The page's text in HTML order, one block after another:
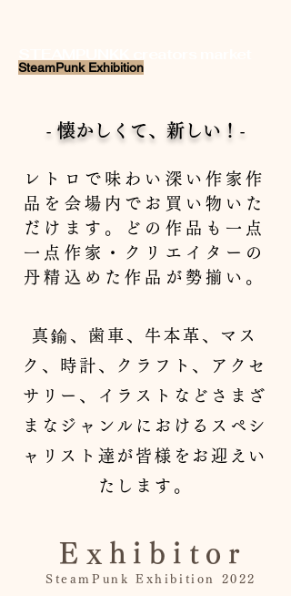
SteamPunk Exhibition
- 懐かしくて、新しい！-
レトロで味わい深い作家作
品を会場内でお買い物いた
だけます。どの作品も一点
一点作家・クリエイターの
丹精込めた作品が勢揃い。
真鍮、歯車、牛本革、マス
ク、時計、クラフト、アクセ
サリー、イラストなどさまざ
まなジャンルにおけるスペシ
ャリスト達が皆様を お迎えい
たします。
Exhibitor
SteamPunk Exhibition 2022